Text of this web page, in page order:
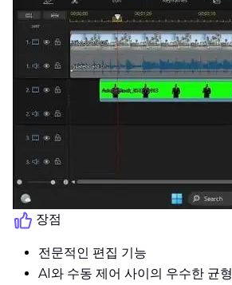
장점
전문적인 편집 기능
AI와 수동 제어 사이의 우수한 균형